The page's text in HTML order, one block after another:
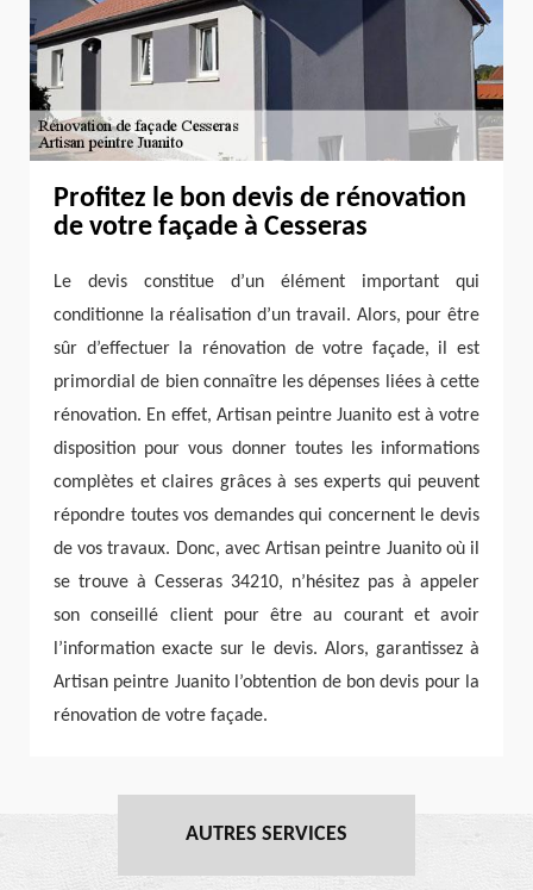
Profitez le bon devis de rénovation
de votre façade à Cesseras
Le devis constitue d’un élément important qui
conditionne la réalisation d’un travail. Alors, pour être
sûr d’effectuer la rénovation de votre façade, il est
primordial de bien connaître les dépenses liées à cette
rénovation. En effet, Artisan peintre Juanito est à votre
disposition pour vous donner toutes les informations
complètes et claires grâces à ses experts qui peuvent
répondre toutes vos demandes qui concernent le devis
de vos travaux. Donc, avec Artisan peintre Juanito où il
se trouve à Cesseras 34210, n’hésitez pas à appeler
son conseillé client pour être au courant et avoir
l’information exacte sur le devis. Alors, garantissez à
Artisan peintre Juanito l’obtention de bon devis pour la
rénovation de votre façade.
AUTRES SERVICES